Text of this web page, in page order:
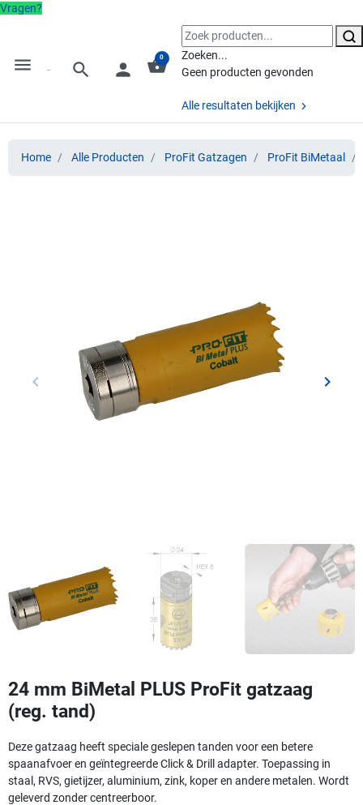
Vragen?
menu search person shopping_basket
0
Zoeken...
Geen producten gevonden
Alle resultaten bekijken
Home Alle Producten ProFit Gatzagen ProFit BiMetaal
Vorige
keyboard_arrow_left keyboard_arrow_right
24 mm BiMetal PLUS ProFit gatzaag
(reg. tand)
Deze gatzaag heeft speciale geslepen tanden voor een betere
spaanafvoer en geïntegreerde Click & Drill adapter. Toepassing in
staal, RVS, gietijzer, aluminium, zink, koper en andere metalen. Wordt
geleverd zonder centreerboor.